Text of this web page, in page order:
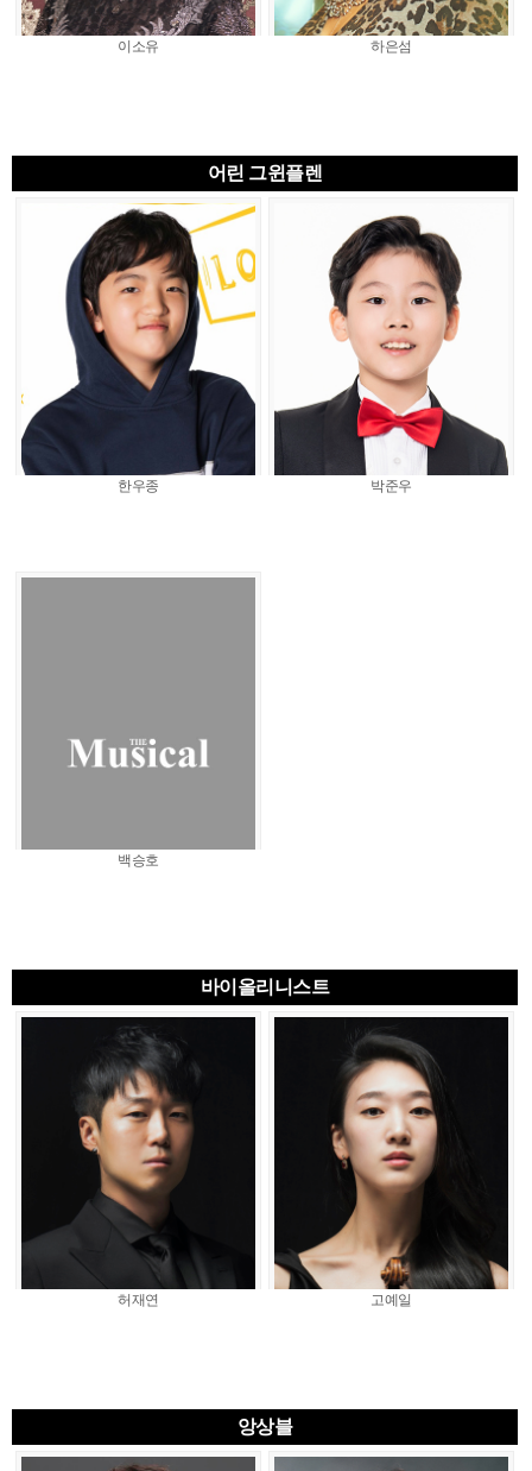
이소유 하은섬
어린 그윈플렌
한우종 박준우
백승호
바이올리니스트
허재연 고예일
앙상블